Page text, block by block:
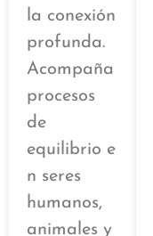
la conexión
profunda.
Acompaña
procesos
de
equilibrio e
n seres
humanos,
animales y